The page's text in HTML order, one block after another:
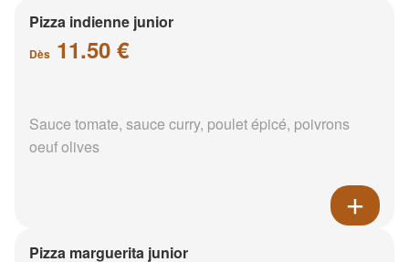
Pizza indienne junior
Dès 11.50 €
Sauce tomate, sauce curry, poulet épicé, poivrons
oeuf olives
Pizza marguerita junior